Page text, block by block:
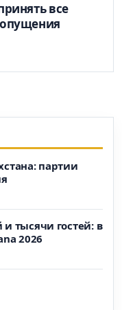
все
партии
тысячи гостей: в
2026